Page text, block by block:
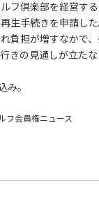
フ倶楽部を経営す
生手続きを申請した
負担が増すなかで
きの見通しが立た
み。
フ会員権ニュース